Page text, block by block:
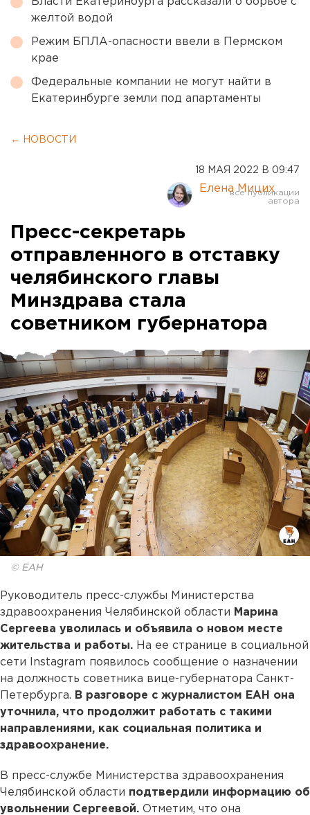
желтой водой
Режим БПЛА-опасности ввели в Пермском
крае
Федеральные компании не могут найти в
Екатеринбурге земли под апартаменты
← НОВОСТИ
18 МАЯ 2022 В 09:47
Елена Мицих
Пресс-секретарь
отправленного в отставку
челябинского главы
Минздрава стала
советником губернатора
© ЕАН
Руководитель пресс-службы Министерства
здравоохранения Челябинской области Марина
Сергеева уволилась и объявила о новом месте
жительства и работы. На ее странице в социальной
сети Instagram появилось сообщение о назначении
на должность советника вице-губернатора Санкт-
Петербурга. В разговоре с журналистом ЕАН она
уточнила, что продолжит работать с такими
направлениями, как социальная политика и
здравоохранение.
В пресс-службе Министерства здравоохранения
Челябинской области подтвердили информацию об
увольнении Сергеевой. Отметим, что она